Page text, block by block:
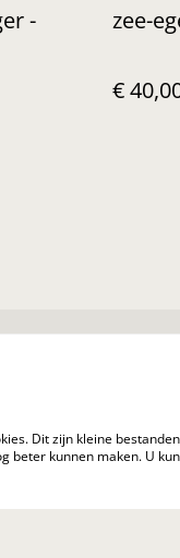
-
zee-
€
Dit zijn kleine
beter kunnen maken. U